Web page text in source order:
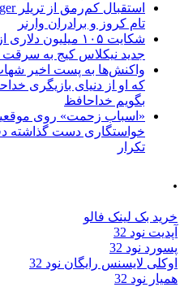
تام کروز و برادران وارنر
شکایت ۱۰۵
جدید نیکلاس کیج به
واکنش‌ها به پست اخیر
که او از دنیای بازیگری
بگویم خداحافظ
«اسباب زحمت» روی
تکرار
.
خرید بک لینک فالو
آپدیت نود 32
پسورد نود 32
اوکلی لایسنس رایگان نود 32
همیار نود 32